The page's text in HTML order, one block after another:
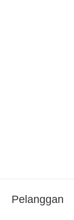
Pelanggan